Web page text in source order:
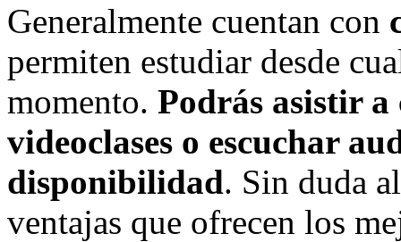
Generalmente cuentan con
permiten estudiar desde
momento. Podrás asistir a
videoclases o escuchar
disponibilidad. Sin duda
ventajas que ofrecen los